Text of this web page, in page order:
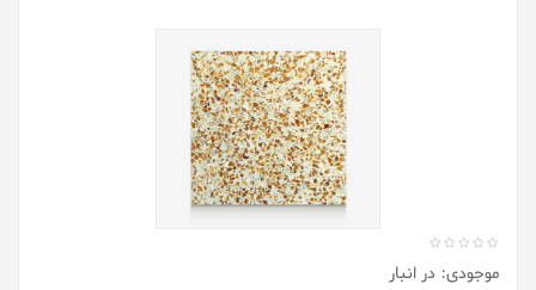
موجودی: در انبار